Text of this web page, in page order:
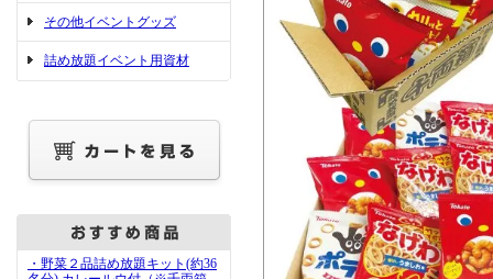
その他イベントグッズ
詰め放題イベント用資材
・野菜２品詰め放題キット(約36